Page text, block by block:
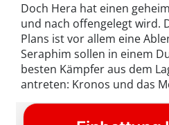
Doch Hera hat einen
und nach offengelegt wird.
Plans ist vor allem eine
Seraphim sollen in einem
besten Kämpfer aus dem
antreten: Kronos und das